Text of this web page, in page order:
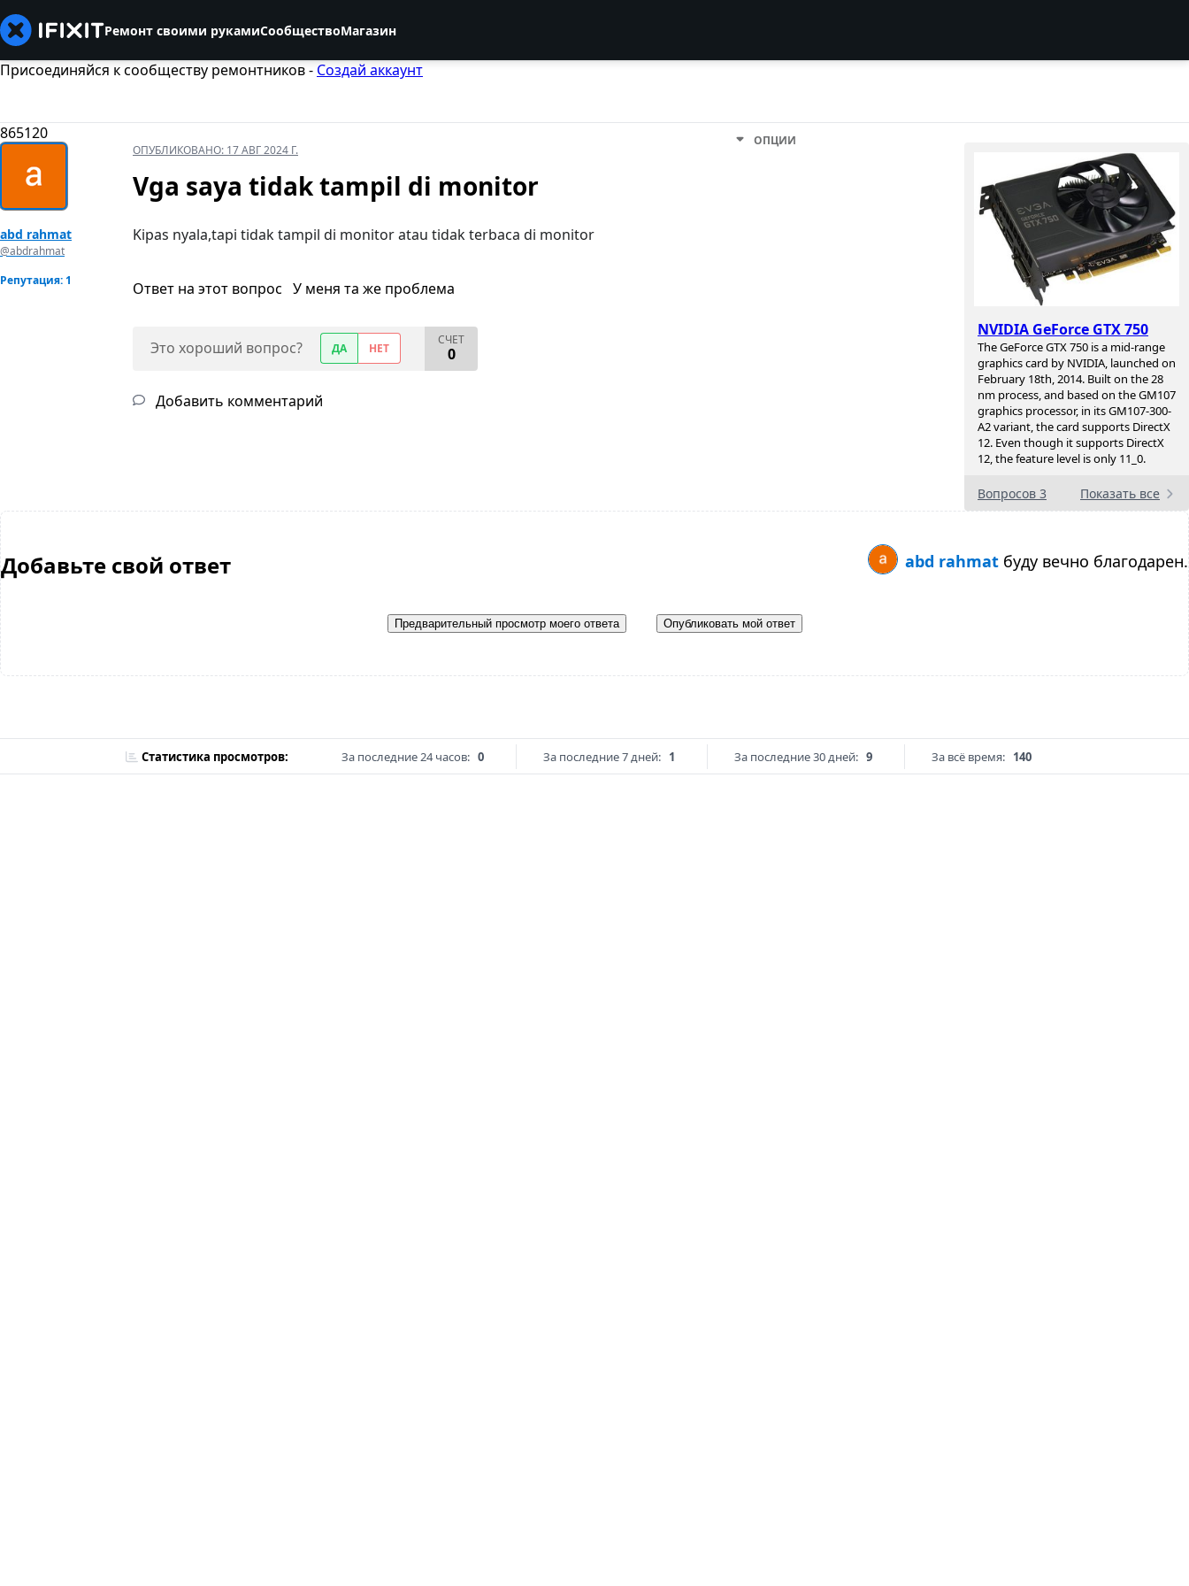
Ремонт своими рукамиСообществоМагазин
Присоединяйся к сообществу ремонтников - Создай аккаунт
865120
NVIDIA GeForce GTX 750
The GeForce GTX 750 is a mid-range
graphics card by NVIDIA, launched on
February 18th, 2014. Built on the 28
nm process, and based on the GM107
graphics processor, in its GM107-300-
A2 variant, the card supports DirectX
12. Even though it supports DirectX
12, the feature level is only 11_0.
Вопросов 3 Показать все
abd rahmat
@abdrahmat
Репутация: 1
ОПУБЛИКОВАНО: 17 АВГ 2024 Г.
ОПЦИИ
Vga saya tidak tampil di monitor
Kipas nyala,tapi tidak tampil di monitor atau tidak terbaca di monitor
Ответ на этот вопрос У меня та же проблема
Это хороший вопрос? ДА НЕТ
СЧЕТ
0
Добавить комментарий
Добавьте свой ответ abd rahmat буду вечно благодарен.
Предварительный просмотр моего ответа Опубликовать мой ответ
Статистика просмотров: За последние 24 часов: 0 За последние 7 дней: 1 За последние 30 дней: 9 За всё время: 140